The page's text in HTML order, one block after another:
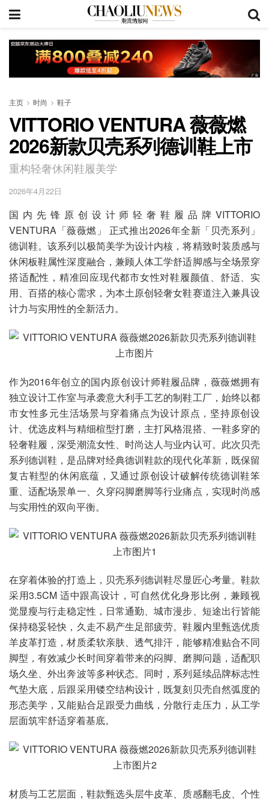
主页 时尚 鞋子
VITTORIO VENTURA 薇薇燃
2026新款贝壳系列德训鞋上市
重构轻奢休闲鞋履美学
2026年4月22日
国内先锋原创设计师轻奢鞋履品牌VITTORIO
VENTURA「薇薇燃」 正式推出2026年全新「贝壳系列」
德训鞋。该系列以极简美学为设计内核，将精致时装质感与
休闲板鞋属性深度融合，兼顾人体工学舒适脚感与全场景穿
搭适配性，精准回应现代都市女性对鞋履颜值、舒适、实
用、百搭的核心需求，为本土原创轻奢女鞋赛道注入兼具设
计力与实用性的全新活力。
作为2016年创立的国内原创设计师鞋履品牌，薇薇燃拥有
独立设计工作室与承袭意大利手工艺的制鞋工厂，始终以都
市女性多元生活场景与穿着痛点为设计原点，坚持原创设
计、优选皮料与精细楦型打磨，主打风格混搭、一鞋多穿的
轻奢鞋履，深受潮流女性、时尚达人与业内认可。此次贝壳
系列德训鞋，是品牌对经典德训鞋款的现代化革新，既保留
复古鞋型的休闲底蕴，又通过原创设计破解传统德训鞋笨
重、适配场景单一、久穿闷脚磨脚等行业痛点，实现时尚感
与实用性的双向平衡。
在穿着体验的打造上，贝壳系列德训鞋尽显匠心考量。鞋款
采用3.5CM 适中跟高设计，可自然优化身形比例，兼顾视
觉显瘦与行走稳定性，日常通勤、城市漫步、短途出行皆能
保持稳妥轻快，久走不易产生足部疲劳。鞋履内里甄选优质
羊皮革打造，材质柔软亲肤、透气排汗，能够精准贴合不同
脚型，有效减少长时间穿着带来的闷脚、磨脚问题，适配职
场久坐、外出奔波等多种状态。同时，系列延续品牌标志性
气垫大底，后跟采用镂空结构设计，既复刻贝壳自然弧度的
形态美学，又能贴合足跟受力曲线，分散行走压力，从工学
层面筑牢舒适穿着基底。
材质与工艺层面，鞋款甄选头层牛皮革、质感翻毛皮、个性